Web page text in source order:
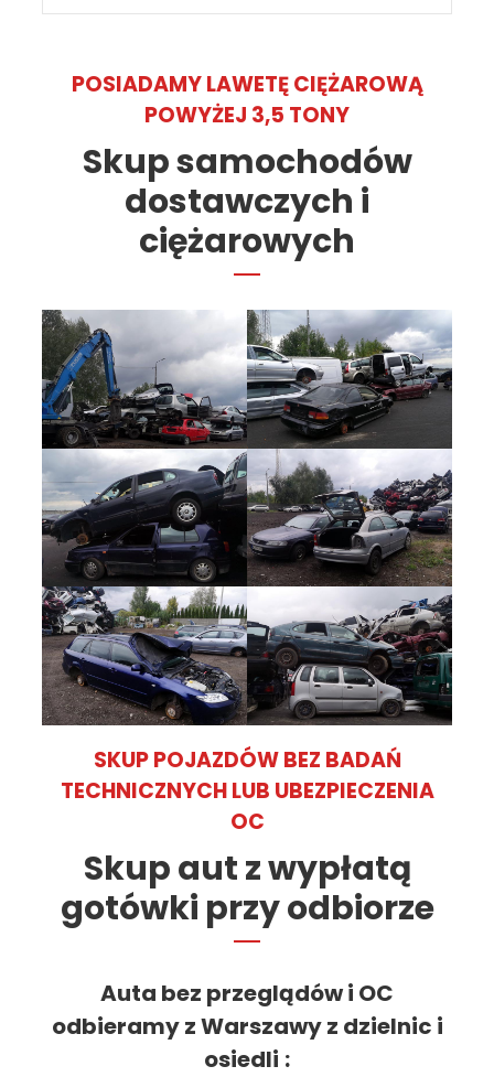
POSIADAMY LAWETĘ CIĘŻAROWĄ
POWYŻEJ 3,5 TONY
Skup samochodów
dostawczych i
ciężarowych
SKUP POJAZDÓW BEZ BADAŃ
TECHNICZNYCH LUB UBEZPIECZENIA
OC
Skup aut z wypłatą
gotówki przy odbiorze
Auta bez przeglądów i OC
odbieramy z Warszawy z dzielnic i
osiedli :